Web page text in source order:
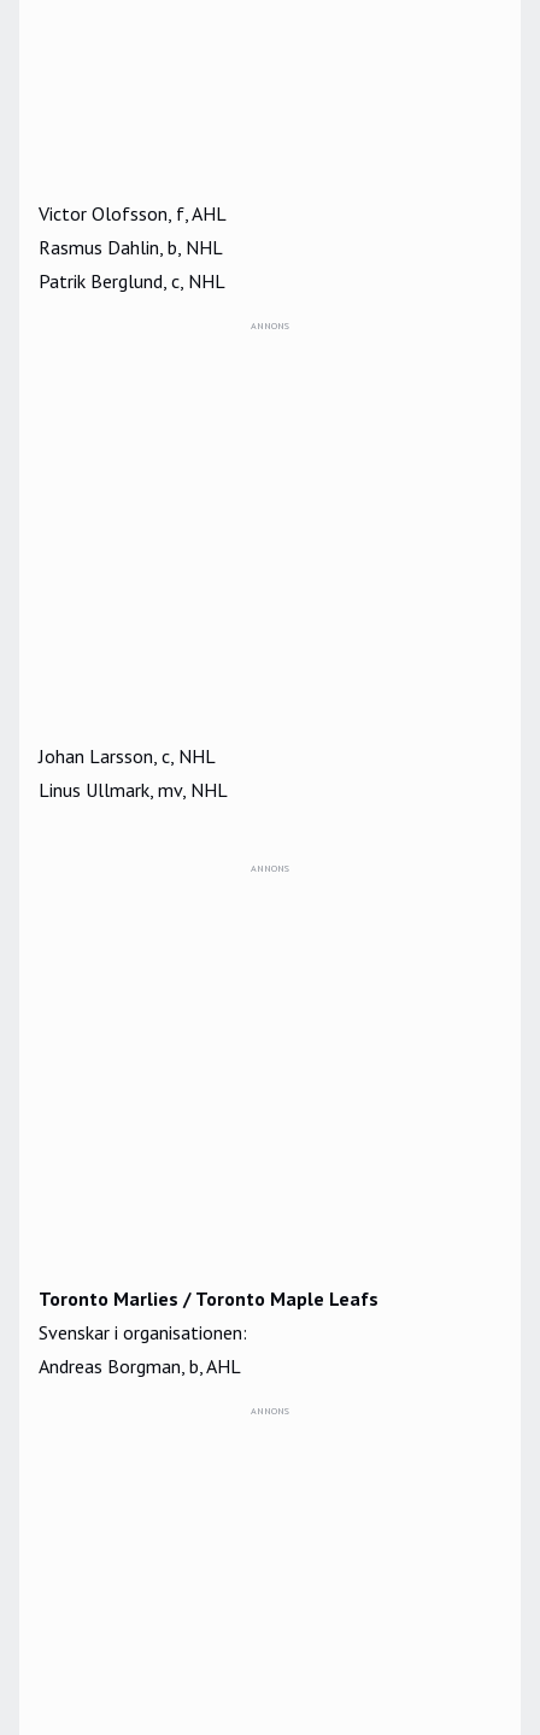
Victor Olofsson, f, AHL
Rasmus Dahlin, b, NHL
Patrik Berglund, c, NHL
ANNONS
Johan Larsson, c, NHL
Linus Ullmark, mv, NHL
ANNONS
Toronto Marlies / Toronto Maple Leafs
Svenskar i organisationen:
Andreas Borgman, b, AHL
ANNONS